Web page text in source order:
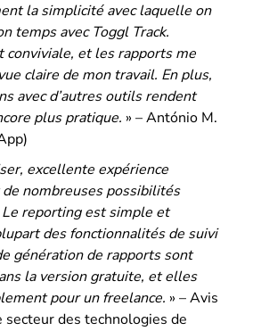
la simplicité avec laquelle on
temps avec Toggl Track.
conviviale, et les rapports me
claire de mon travail. En plus,
avec d’autres outils rendent
plus pratique. » – António M.
excellente expérience
nombreuses possibilités
Le reporting est simple et
des fonctionnalités de suivi
génération de rapports sont
la version gratuite, et elles
pour un freelance. » – Avis
secteur des technologies de